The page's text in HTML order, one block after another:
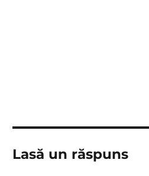
Lasă un răspuns